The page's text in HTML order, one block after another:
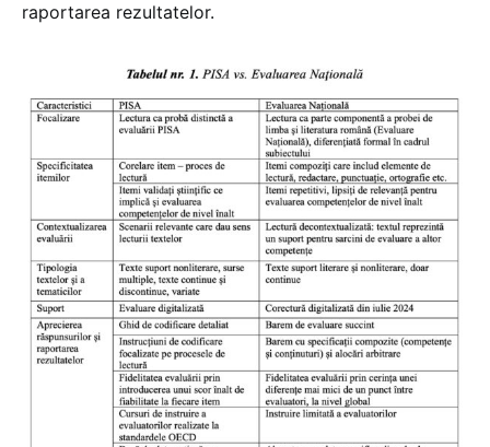
raportarea rezultatelor.